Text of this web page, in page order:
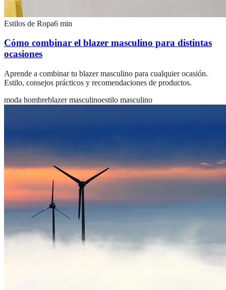
Estilos de Ropa6 min
Cómo combinar el blazer masculino para distintas
ocasiones
Aprende a combinar tu blazer masculino para cualquier ocasión.
Estilo, consejos prácticos y recomendaciones de productos.
moda hombreblazer masculinoestilo masculino